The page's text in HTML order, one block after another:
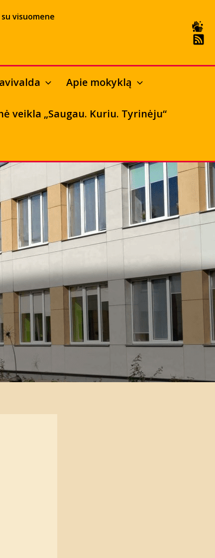
visuomene
Apie mokyklą
veikla „Saugau. Kuriu. Tyrinėju“